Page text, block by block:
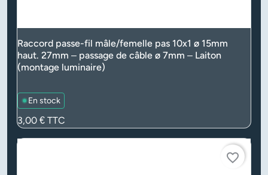
Raccord passe-fil mâle/femelle pas 10x1 ø 15mm
haut. 27mm – passage de câble ø 7mm – Laiton
(montage luminaire)
En stock
Prix
3,00 € TTC
favorite_border